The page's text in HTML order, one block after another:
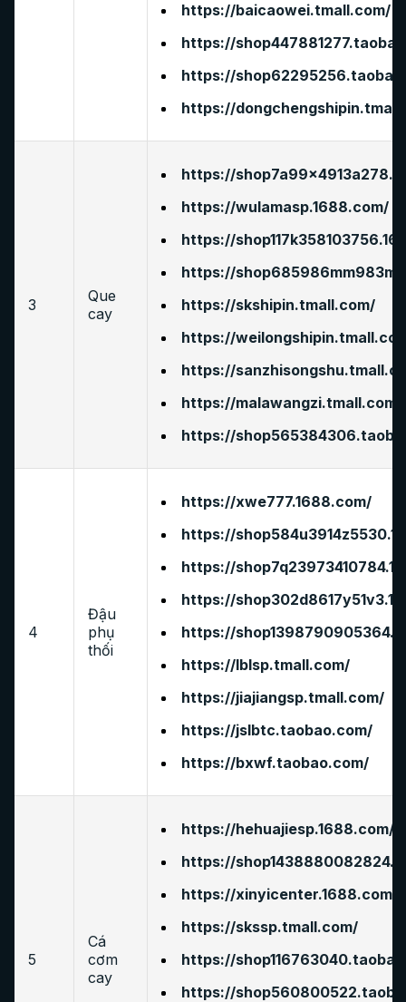
https://baicaowei.tmall.com/
https://
https://
https://
3
Que
cay
https://
https://wulamasp.1688.com/
https://
https://
https://skshipin.tmall.com/
https://
https://
https://malawangzi.tmall.com/
https://
4
Đậu
phụ
thối
https://xwe777.1688.com/
https://
https://
https://
https://
https://lblsp.tmall.com/
https://jiajiangsp.tmall.com/
https://jslbtc.taobao.com/
https://bxwf.taobao.com/
5
Cá
cơm
cay
https://hehuajiesp.1688.com/
https://
https://xinyicenter.1688.com/
https://skssp.tmall.com/
https://
https://